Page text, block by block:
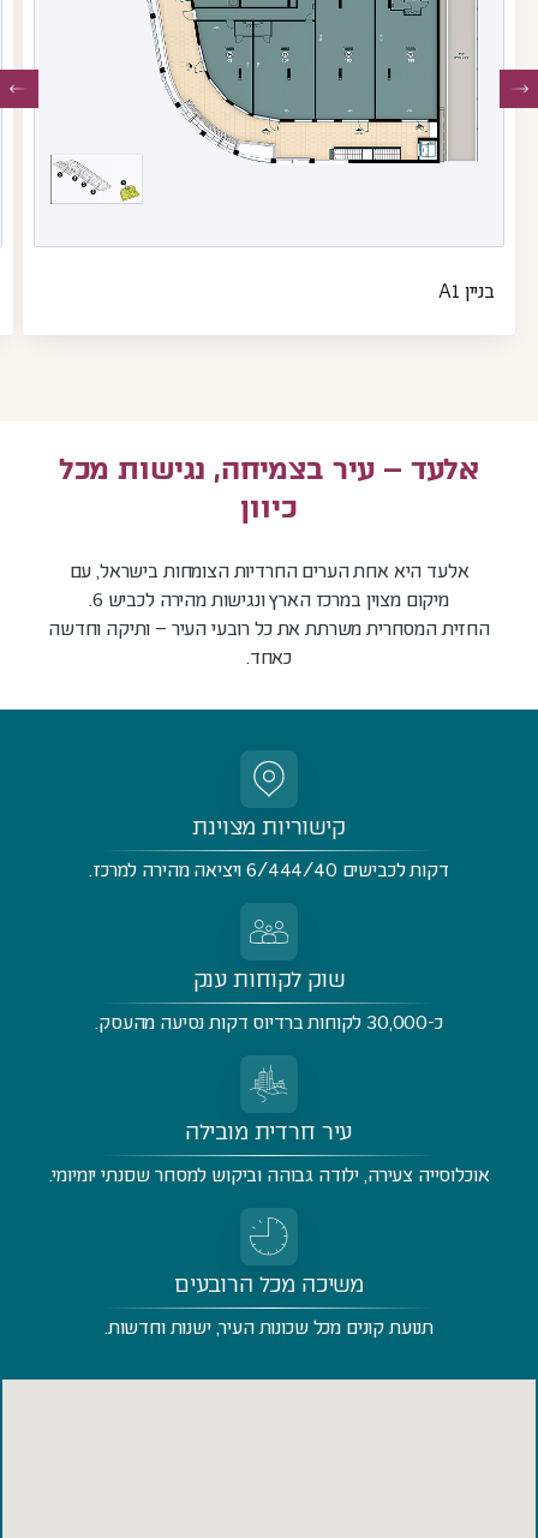
בניין A1
קובץ
אלעד – עיר בצמיחה, נגישות מכל
כיוון
אלעד היא אחת הערים החרדיות הצומחות בישראל, עם
מיקום מצוין במרכז הארץ ונגישות מהירה לכביש 6.
החזית המסחרית משרתת את כל רובעי העיר – ותיקה וחדשה
כאחד.
קישוריות מצוינת
דקות לכבישים 6/444/40 ויציאה מהירה למרכז.
שוק לקוחות ענק
כ-30,000 לקוחות ברדיוס דקות נסיעה מהעסק.
עיר חרדית מובילה
אוכלוסייה צעירה, ילודה גבוהה וביקוש למסחר שכונתי יומיומי.
משיכה מכל הרובעים
תנועת קונים מכל שכונות העיר, ישנות וחדשות.